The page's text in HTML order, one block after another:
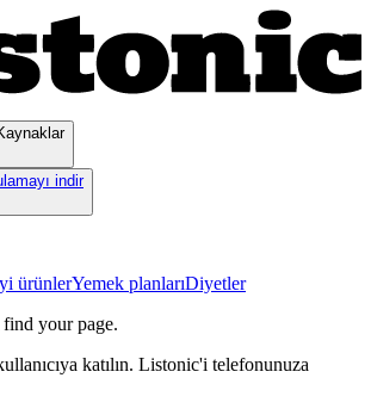
indir
ürünlerYemek planlarıDiyetler
your page.
katılın. Listonic'i telefonunuza